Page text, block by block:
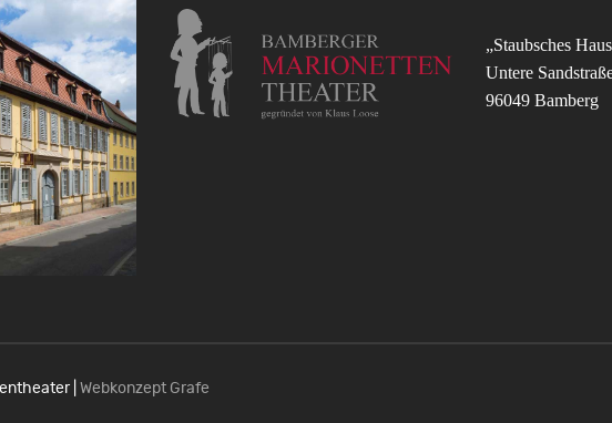
„Staubsches
Untere
96049 Bamberg
| Webkonzept Grafe